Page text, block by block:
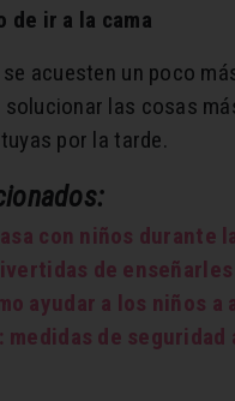
de ir a la cama
acuesten un poco
solucionar las cosas
por la tarde.
con niños durante
de
ayudar a los niños
medidas de